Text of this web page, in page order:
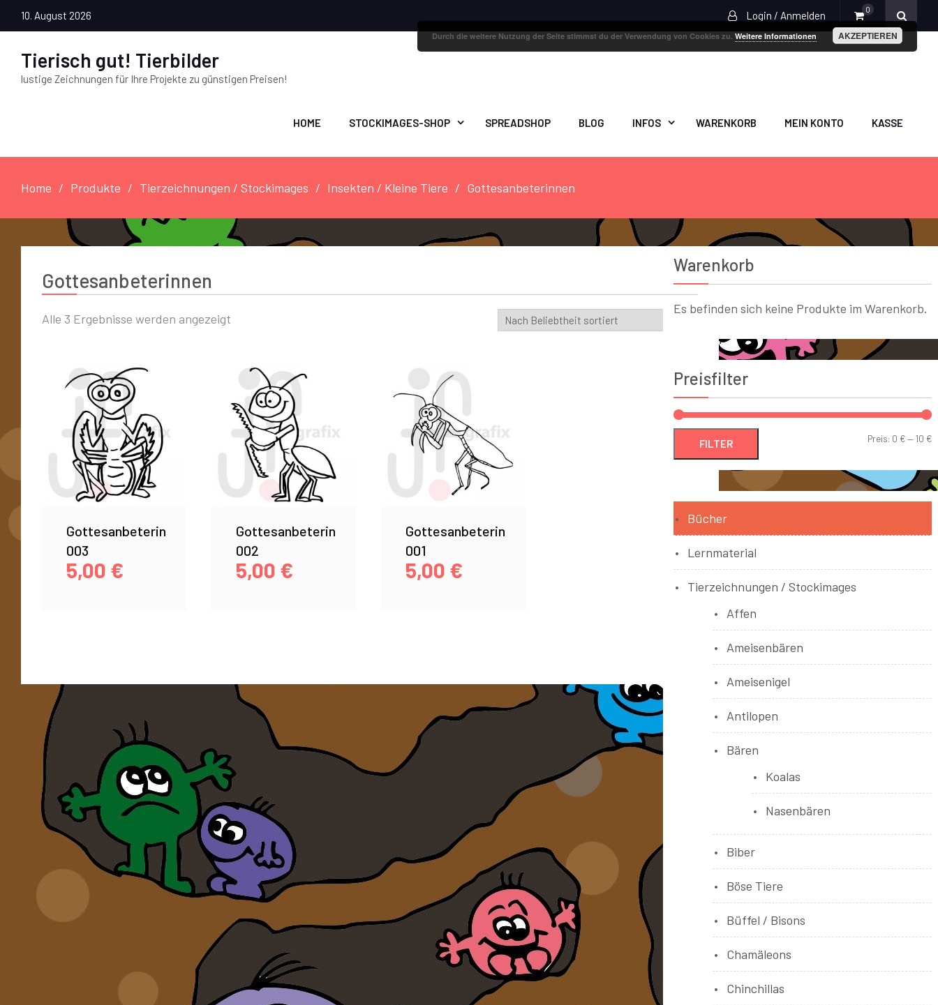
10. August 2026 Login / Anmelden 0
Tierisch gut! Tierbilder
lustige Zeichnungen für Ihre Projekte zu günstigen Preisen!
HOME STOCKIMAGES-SHOP SPREADSHOP BLOG INFOS WARENKORB MEIN KONTO KASSE
Home Produkte Tierzeichnungen / Stockimages Insekten / Kleine Tiere Gottesanbeterinnen
Gottesanbeterinnen
Alle 3 Ergebnisse werden angezeigt
Gottesanbeterin
003
5,00 €
Gottesanbeterin
002
5,00 €
Gottesanbeterin
001
5,00 €
Warenkorb
Es befinden sich keine Produkte im Warenkorb.
Preisfilter
FILTER Preis: 0 €—10 €
Bücher
Lernmaterial
Tierzeichnungen / Stockimages
Affen
Ameisenbären
Ameisenigel
Antilopen
Bären
Koalas
Nasenbären
Biber
Böse Tiere
Büffel / Bisons
Chamäleons
Chinchillas
Durch die weitere Nutzung der Seite stimmst du der Verwendung von Cookies zu. Weitere Informationen AKZEPTIEREN